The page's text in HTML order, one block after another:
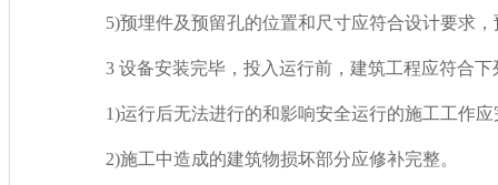
5)预埋件及预留孔的位置和尺寸应符合设计要求，
3 设备安装完毕，投入运行前，建筑工程应符合下
1)运行后无法进行的和影响安全运行的施工工作应完
2)施工中造成的建筑物损坏部分应修补完整。